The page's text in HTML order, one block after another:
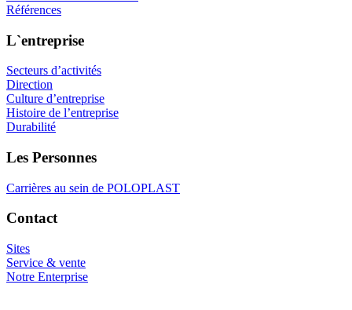
Références
L`entreprise
Secteurs d’activités
Direction
Culture d’entreprise
Histoire de l’entreprise
Durabilité
Les Personnes
Carrières au sein de POLOPLAST
Contact
Sites
Service & vente
Notre Enterprise